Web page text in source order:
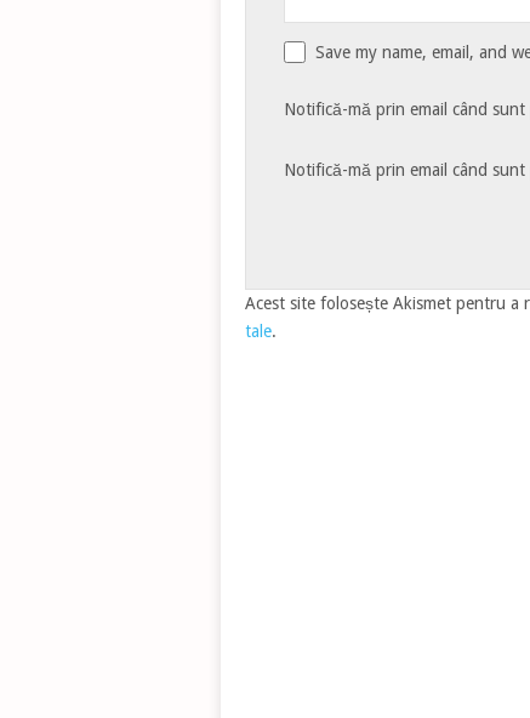
Save my name, email, and
Notifică-mă prin email când
Notifică-mă prin email când
Acest site folosește Akismet pentru a
tale.